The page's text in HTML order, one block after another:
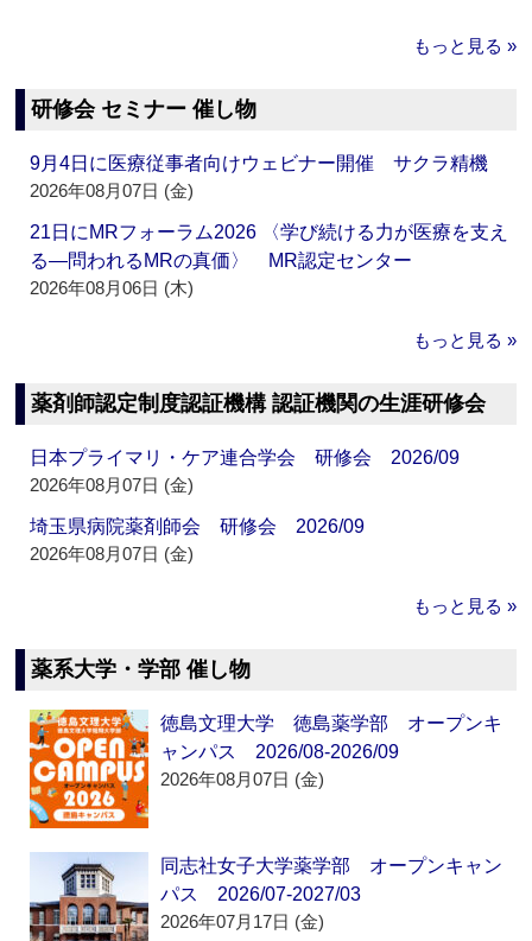
もっと見る »
研修会 セミナー 催し物
9月4日に医療従事者向けウェビナー開催 サクラ精機
2026年08月07日 (金)
21日にMRフォーラム2026 〈学び続ける力が医療を支え
る―問われるMRの真価〉 MR認定センター
2026年08月06日 (木)
もっと見る »
薬剤師認定制度認証機構 認証機関の生涯研修会
日本プライマリ・ケア連合学会 研修会 2026/09
2026年08月07日 (金)
埼玉県病院薬剤師会 研修会 2026/09
2026年08月07日 (金)
もっと見る »
薬系大学・学部 催し物
徳島文理大学 徳島薬学部 オープンキ
ャンパス 2026/08-2026/09
2026年08月07日 (金)
同志社女子大学薬学部 オープンキャン
パス 2026/07-2027/03
2026年07月17日 (金)